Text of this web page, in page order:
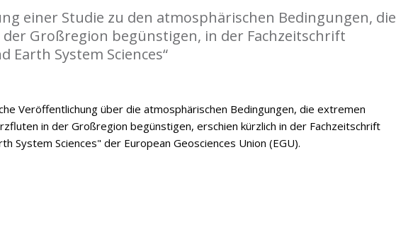
einer Studie zu den atmosphärischen Bedingungen, die
Großregion begünstigen, in der Fachzeitschrift
Earth System Sciences“
Veröffentlichung über die atmosphärischen Bedingungen, die extremen
in der Großregion begünstigen, erschien kürzlich in der Fachzeitschrift
System Sciences" der European Geosciences Union (EGU).